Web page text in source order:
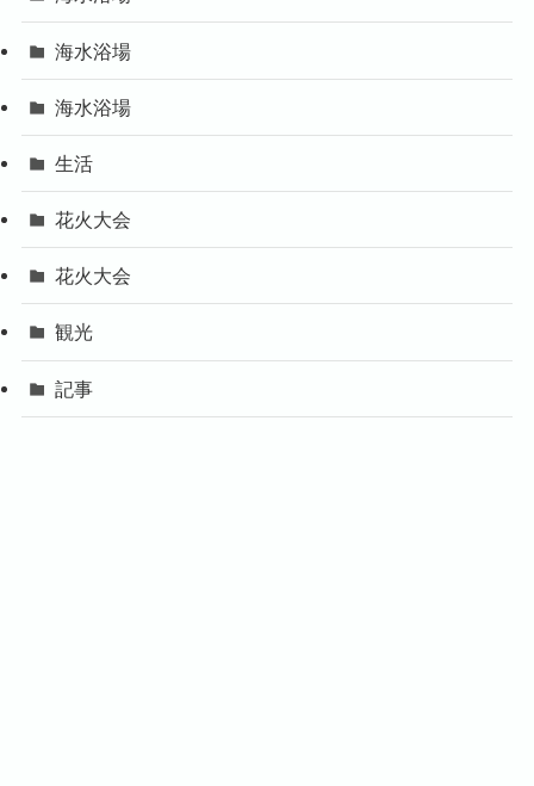
海水浴場
海水浴場
生活
花火大会
花火大会
観光
記事